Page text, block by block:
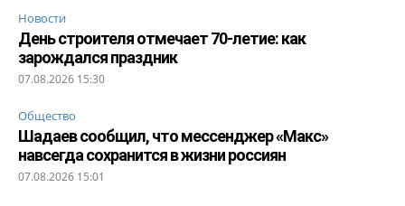
Новости
День строителя отмечает 70-летие: как
зарождался праздник
07.08.2026 15:30
Общество
Шадаев сообщил, что мессенджер «Макс»
навсегда сохранится в жизни россиян
07.08.2026 15:01